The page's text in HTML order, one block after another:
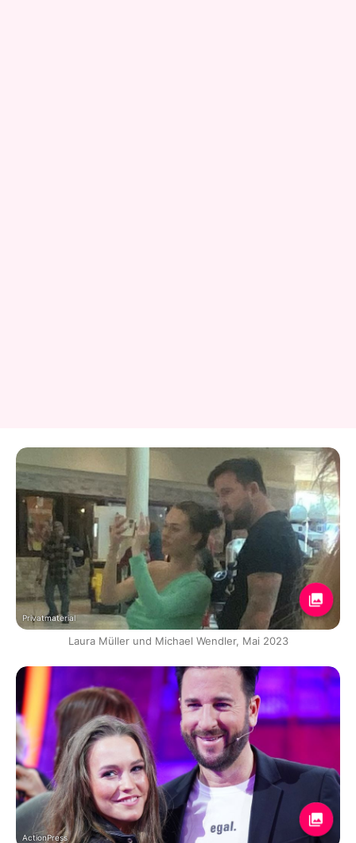
Privatmaterial
Laura Müller und Michael Wendler, Mai 2023
ActionPress